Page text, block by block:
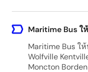
Maritime Bus ใ
Maritime Bus ใ
Wolfville
Moncton